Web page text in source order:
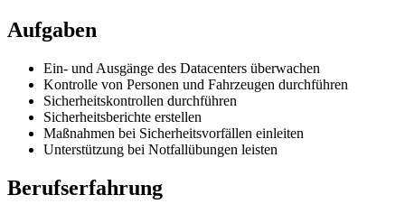
Aufgaben
Ein- und Ausgänge des Datacenters überwachen
Kontrolle von Personen und Fahrzeugen durchführen
Sicherheitskontrollen durchführen
Sicherheitsberichte erstellen
Maßnahmen bei Sicherheitsvorfällen einleiten
Unterstützung bei Notfallübungen leisten
Berufserfahrung